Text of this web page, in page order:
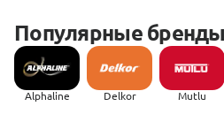
Популярные бренды
Alphaline Delkor Mutlu